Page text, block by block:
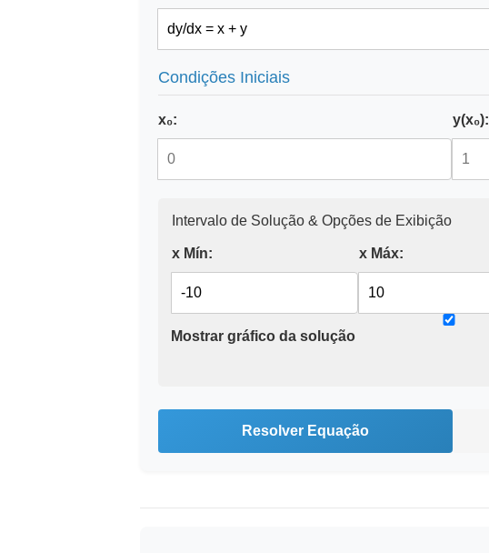
Condições Iniciais
x₀: y(x₀):
Intervalo de Solução & Opções de Exibição
x Mín: x Máx:
Mostrar gráfico da solução
Resolver Equação